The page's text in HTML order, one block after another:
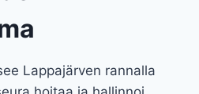
Lappajärven rannalla